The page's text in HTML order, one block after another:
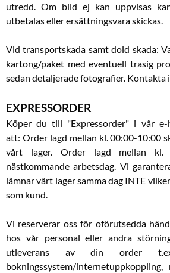
utredd. Om bild ej kan uppvisas
utbetalas eller ersättningsvara skickas.
Vid transportskada samt dold skada:
kartong/paket med eventuell trasig
sedan detaljerade fotografier. Kontakta
EXPRESSORDER
Köper du till "Expressorder" i vår
att: Order lagd mellan kl. 00:00-10:00
vårt lager. Order lagd mellan kl.
nästkommande arbetsdag. Vi
lämnar vårt lager samma dag INTE
som kund.
Vi reserverar oss för oförutsedda
hos vår personal eller andra
utleverans av din order
bokningssystem/